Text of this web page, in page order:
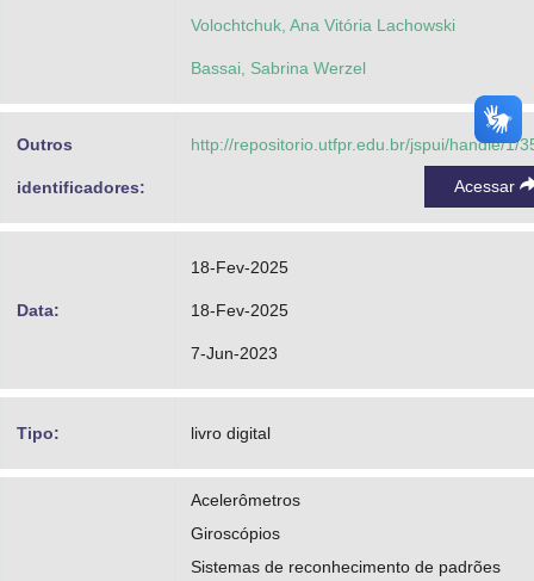
Volochtchuk, Ana Vitória Lachowski
Bassai, Sabrina Werzel
Outros
identificadores:
http://repositorio.utfpr.edu.br/jspui/handle/1/
Acessar
Data:
18-Fev-2025
18-Fev-2025
7-Jun-2023
Tipo: livro digital
Acelerômetros
Giroscópios
Sistemas de reconhecimento de padrões